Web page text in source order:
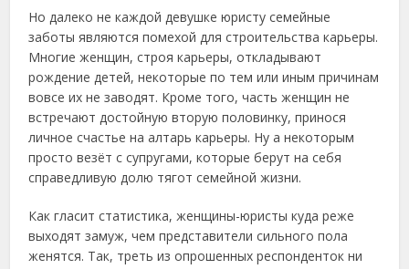
Но далеко не каждой девушке юристу семейные
заботы являются помехой для строительства карьеры.
Многие женщин, строя карьеры, откладывают
рождение детей, некоторые по тем или иным причинам
вовсе их не заводят. Кроме того, часть женщин не
встречают достойную вторую половинку, принося
личное счастье на алтарь карьеры. Ну а некоторым
просто везёт с супругами, которые берут на себя
справедливую долю тягот семейной жизни.
Как гласит статистика, женщины-юристы куда реже
выходят замуж, чем представители сильного пола
женятся. Так, треть из опрошенных респонденток ни